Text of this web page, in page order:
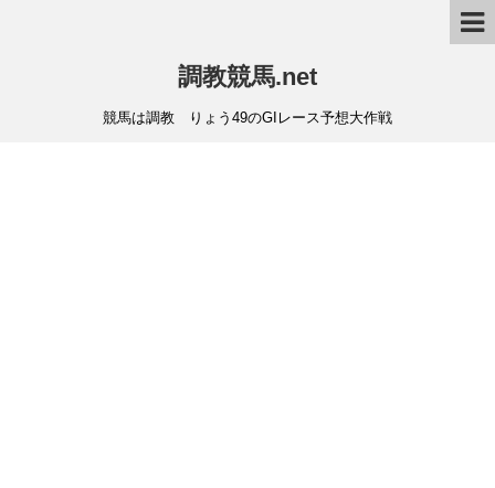
調教競馬.net
競馬は調教 りょう49のGIレース予想大作戦